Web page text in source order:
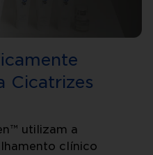
Cicatrizes
utilizam a
clínico